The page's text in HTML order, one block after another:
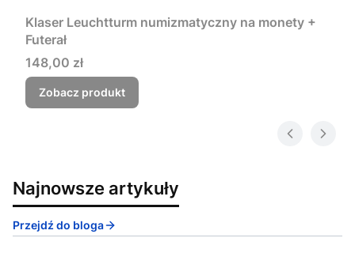
Klaser Leuchtturm numizmatyczny na monety +
Futerał
Cena
148,00 zł
Zobacz produkt
Najnowsze artykuły
Przejdź do bloga